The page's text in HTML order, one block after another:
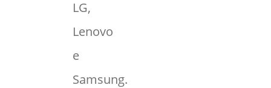
LG,
Lenovo
e
Samsung.